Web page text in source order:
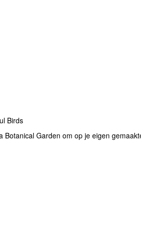
Birds
Botanical Garden om op je eigen